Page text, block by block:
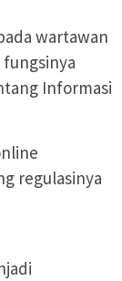
wartawan
Informasi
regulasinya